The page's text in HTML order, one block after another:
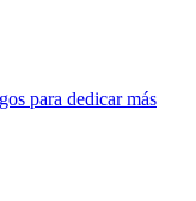
para dedicar más